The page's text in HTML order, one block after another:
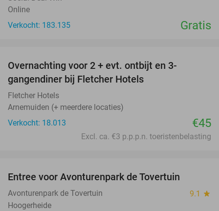
Online
Verkocht: 183.135
Gratis
Overnachting voor 2 + evt. ontbijt en 3-
gangendiner bij Fletcher Hotels
Fletcher Hotels
Arnemuiden (+ meerdere locaties)
Verkocht: 18.013
€45
Excl. ca. €3 p.p.p.n. toeristenbelasting
Entree voor Avonturenpark de Tovertuin
Avonturenpark de Tovertuin 9.1 star
Hoogerheide